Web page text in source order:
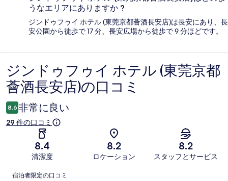
うなエリアにありますか ?
ジンドゥフゥイ ホテル (東莞京都薈酒長安店)は長安にあり、長
安公園から徒歩で 17 分、長安広場から徒歩で 9 分ほどです。
口
コ
ミ
ジンドゥフゥイ ホテル (東莞京都
薈酒長安店)の口コミ
8.6 非常に良い
29 件の口コミ
8.4
清潔度
8.2
ロケーション
8.2
スタッフとサービス
口
宿泊者限定の口コミ